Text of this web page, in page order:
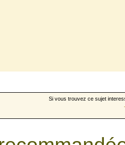
Si vous trouvez ce sujet